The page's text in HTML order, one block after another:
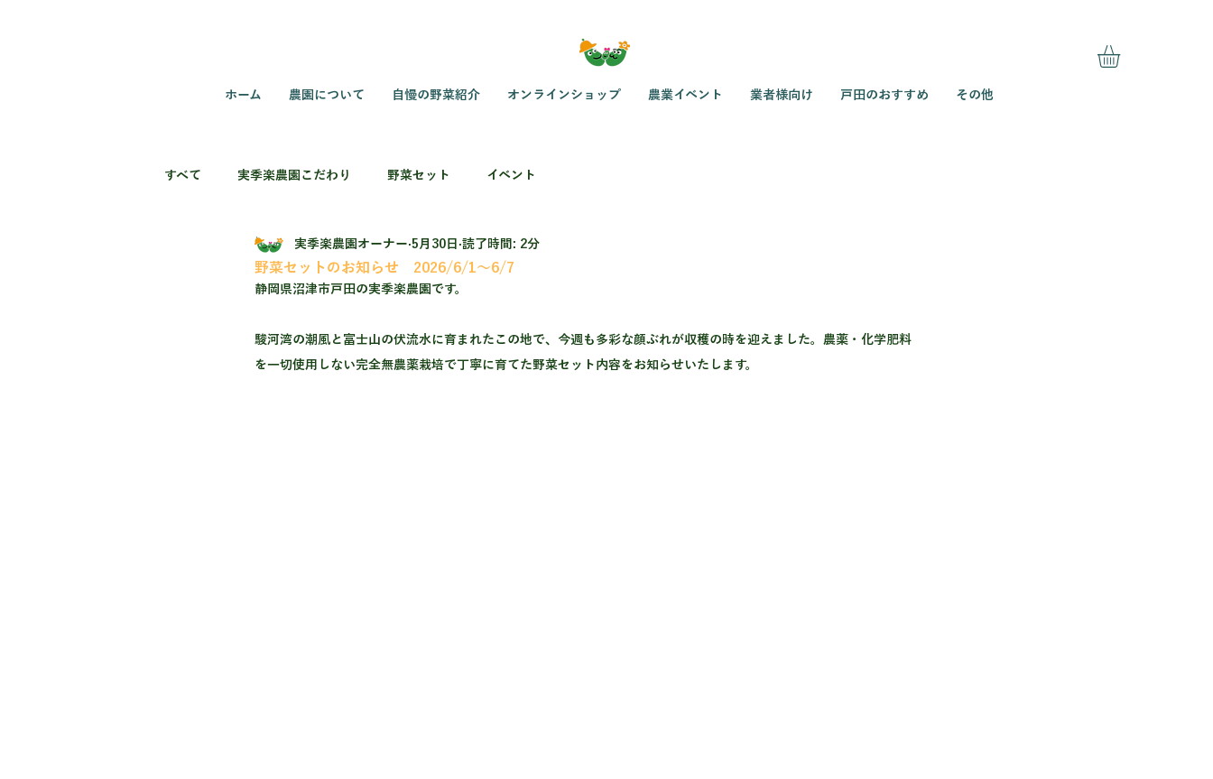
ホーム 農園について 自慢の野菜紹介 オンラインショップ 農業イベント 業者様向け 戸田のおすすめ その他
すべて 実季楽農園こだわり 野菜セット イベント
野菜セットのお知らせ 2026/6/1～6/7
実季楽農園オーナー 5月30日 読了時間: 2分
静岡県沼津市戸田の実季楽農園です。
駿河湾の潮風と富士山の伏流水に育まれたこの地で、今週も多彩な顔ぶれが収穫の時を迎えました。農薬・化学肥料
を一切使用しない完全無農薬栽培で丁寧に育てた野菜セット内容をお知らせいたします。